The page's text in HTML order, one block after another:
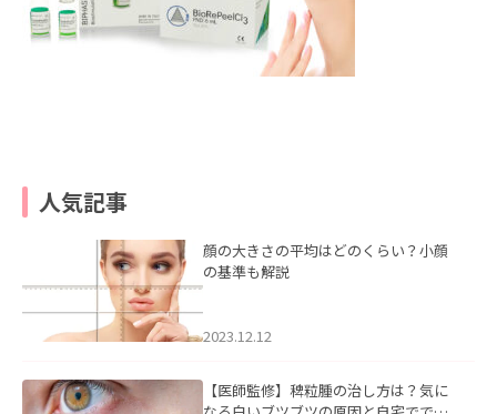
人気記事
顔の大きさの平均はどのくらい？小顔
の基準も解説
2023.12.12
【医師監修】稗粒腫の治し方は？気に